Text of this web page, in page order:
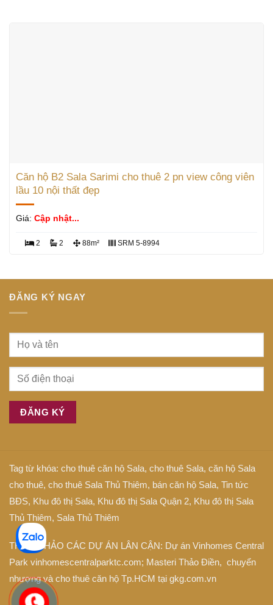
Căn hộ B2 Sala Sarimi cho thuê 2 pn view công viên
lầu 10 nội thất đẹp
Giá: Cập nhật...
2 2 88m² SRM 5-8994
ĐĂNG KÝ NGAY
Tag từ khóa: cho thuê căn hộ Sala, cho thuê Sala, căn hộ Sala
cho thuê, cho thuê Sala Thủ Thiêm, bán căn hộ Sala, Tin tức
BĐS, Khu đô thị Sala, Khu đô thị Sala Quận 2, Khu đô thị Sala
Thủ Thiêm, Sala Thủ Thiêm
THAM KHẢO CÁC DỰ ÁN LÂN CẬN: Dự án Vinhomes Central
Park vinhomescentralparktc.com; Masteri Thảo Điền, chuyển
nhượng và cho thuê căn hộ Tp.HCM tại gkg.com.vn